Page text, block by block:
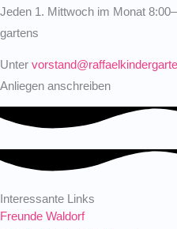
Jeden 1. Mittwoch im Monat
gartens
Unter
Anliegen anschreiben
Interessante Links
Freunde Waldorf